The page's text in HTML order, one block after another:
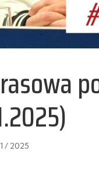
/ 2025